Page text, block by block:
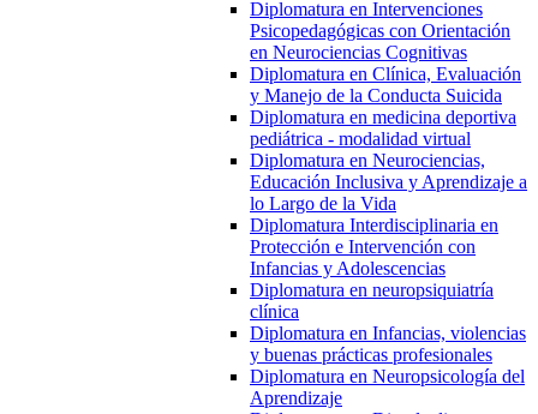
Diplomatura en Intervenciones
Psicopedagógicas con Orientación
en Neurociencias Cognitivas
Diplomatura en Clínica, Evaluación
y Manejo de la Conducta Suicida
Diplomatura en medicina deportiva
pediátrica - modalidad virtual
Diplomatura en Neurociencias,
Educación Inclusiva y Aprendizaje a
lo Largo de la Vida
Diplomatura Interdisciplinaria en
Protección e Intervención con
Infancias y Adolescencias
Diplomatura en neuropsiquiatría
clínica
Diplomatura en Infancias, violencias
y buenas prácticas profesionales
Diplomatura en Neuropsicología del
Aprendizaje